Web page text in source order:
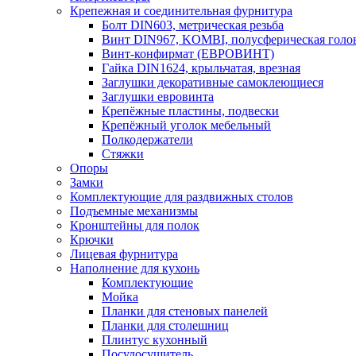
Крепежная и соединительная фурнитура
Болт DIN603, метрическая резьба
Винт DIN967, KOMBI, полусферическая
Винт-конфирмат (ЕВРОВИНТ)
Гайка DIN1624, крыльчатая, врезная
Заглушки декоративные самоклеющиеся
Заглушки евровинта
Крепёжные пластины, подвески
Крепёжный уголок мебельный
Полкодержатели
Стяжки
Опоры
Замки
Комплектующие для раздвижных столов
Подъемные механизмы
Кронштейны для полок
Крючки
Лицевая фурнитура
Наполнение для кухонь
Комплектующие
Мойка
Планки для стеновых панелей
Планки для столешниц
Плинтус кухонный